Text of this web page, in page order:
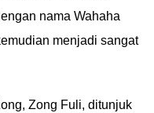
nama Wahaha
menjadi sangat
Zong Fuli, ditunjuk